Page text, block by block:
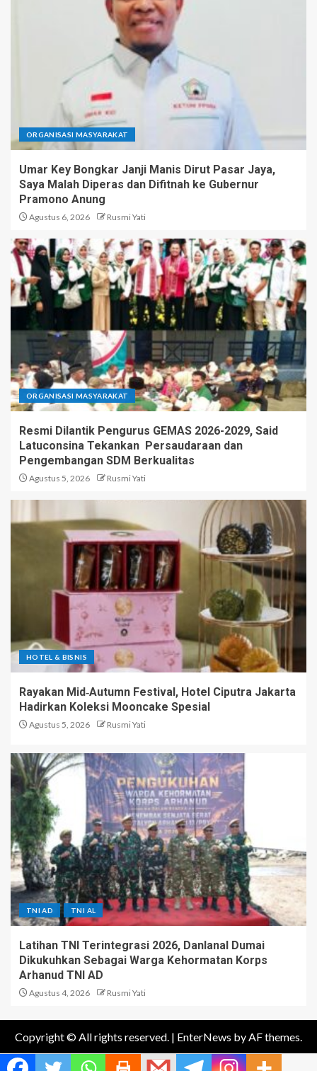
ORGANISASI MASYARAKAT
Umar Key Bongkar Janji Manis Dirut Pasar Jaya,
Saya Malah Diperas dan Difitnah ke Gubernur
Pramono Anung
Agustus 6, 2026 Rusmi Yati
ORGANISASI MASYARAKAT
Resmi Dilantik Pengurus GEMAS 2026-2029, Said
Latuconsina Tekankan Persaudaraan dan
Pengembangan SDM Berkualitas
Agustus 5, 2026 Rusmi Yati
HOTEL & BISNIS
Rayakan Mid‑Autumn Festival, Hotel Ciputra Jakarta
Hadirkan Koleksi Mooncake Spesial
Agustus 5, 2026 Rusmi Yati
TNI AD TNI AL
Latihan TNI Terintegrasi 2026, Danlanal Dumai
Dikukuhkan Sebagai Warga Kehormatan Korps
Arhanud TNI AD
Agustus 4, 2026 Rusmi Yati
Copyright © All rights reserved. | EnterNews by AF themes.